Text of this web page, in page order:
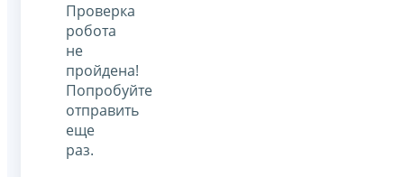
Проверка
робота
не
пройдена!
Попробуйте
отправить
еще
раз.